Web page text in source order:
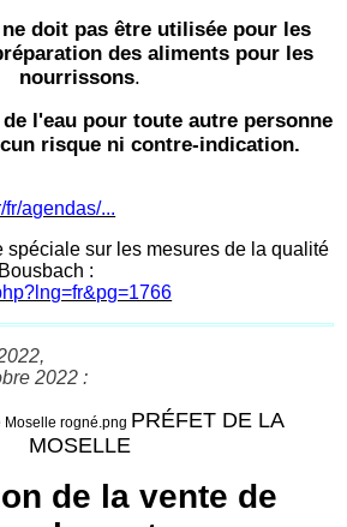
doit pas être utilisée pour les
des aliments pour les
nourrissons.
l'eau pour toute autre personne
risque ni contre-indication.
agendas/...
spéciale sur les mesures de la qualité
:
2022 :
PRÉFET DE LA
MOSELLE
de la vente de